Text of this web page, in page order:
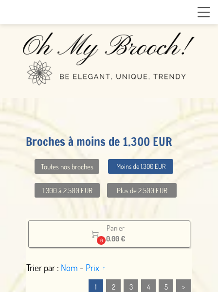
Broches à moins de 1.300 EUR
1.300 à 2.500 EUR
Toutes nos broches Moins de 1.300 EUR
Plus de 2.500 EUR

0
Panier
0.00 €
Trier par : Nom - Prix
1 2 3 4 5 >